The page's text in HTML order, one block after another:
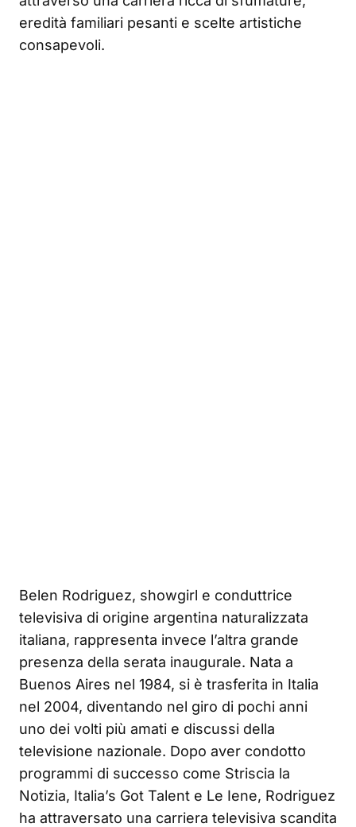
eredità familiari pesanti e scelte artistiche
consapevoli.
Belen Rodriguez, showgirl e conduttrice
televisiva di origine argentina naturalizzata
italiana, rappresenta invece l’altra grande
presenza della serata inaugurale. Nata a
Buenos Aires nel 1984, si è trasferita in Italia
nel 2004, diventando nel giro di pochi anni
uno dei volti più amati e discussi della
televisione nazionale. Dopo aver condotto
programmi di successo come Striscia la
Notizia, Italia’s Got Talent e Le Iene, Rodriguez
ha attraversato una carriera televisiva scandita